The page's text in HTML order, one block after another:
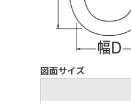
図面サイズ